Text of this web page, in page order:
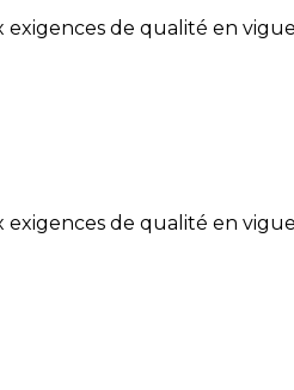
de qualité en
de qualité en